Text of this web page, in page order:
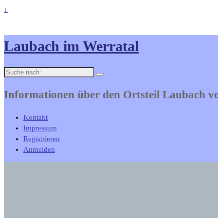
↓
Laubach im Werratal
Suche
Informationen über den Ortsteil Laubach
Kontakt
Impressum
Registrieren
Anmelden